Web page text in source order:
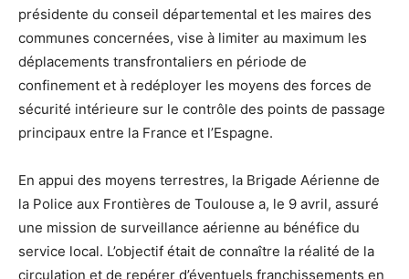
présidente du conseil départemental et les maires des
communes concernées, vise à limiter au maximum les
déplacements transfrontaliers en période de
confinement et à redéployer les moyens des forces de
sécurité intérieure sur le contrôle des points de passage
principaux entre la France et l’Espagne.
En appui des moyens terrestres, la Brigade Aérienne de
la Police aux Frontières de Toulouse a, le 9 avril, assuré
une mission de surveillance aérienne au bénéfice du
service local. L’objectif était de connaître la réalité de la
circulation et de repérer d’éventuels franchissements en